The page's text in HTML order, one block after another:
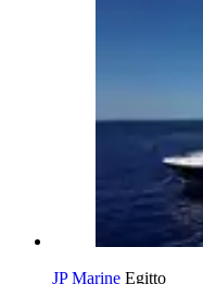
JP Marine Egitto